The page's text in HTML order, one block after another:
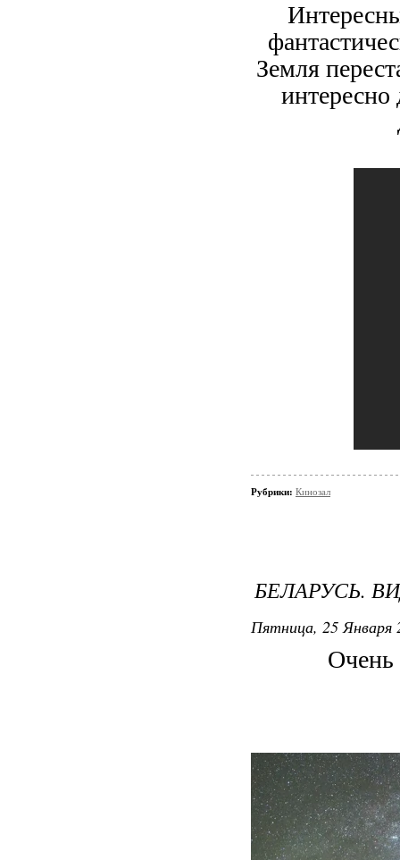
Земля
интересно
Рубрики: Кинозал
БЕЛАРУСЬ.
Пятница, 25 Января
Очень